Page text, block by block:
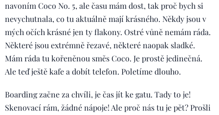
navoním Coco No. 5, ale času mám dost, tak proč bych si
nevychutnala, co tu aktuálně mají krásného. Někdy jsou v
mých očích krásné jen ty flakony. Ostré vůně nemám ráda.
Některé jsou extrémně řezavé, některé naopak sladké.
Mám ráda tu kořeněnou směs Coco. Je prostě jedinečná.
Ale teď ještě kafe a dobít telefon. Poletíme dlouho.
Boarding začne za chvíli, je čas jít ke gatu. Tady to je!
Skenovací rám, žádné nápoje! Ale proč nás tu je pět? Prošli